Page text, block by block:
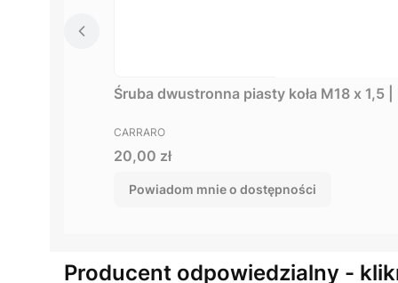
Śruba dwustronna piasty koła M18 x 1,5 |
PRODUCENT
CARRARO
Cena
20,00 zł
Powiadom mnie o dostępności
Producent odpowiedzialny -